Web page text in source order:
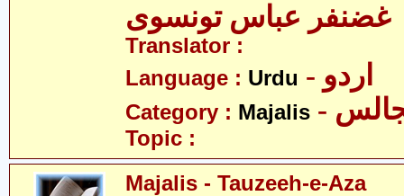
غضنفر عباس تونسوی
Translator :
Language : Urdu - اردو
Category : Majalis
Topic :
Majalis - Tauzeeh-e-Aza